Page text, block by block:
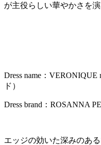
が主役らしい華やかさを演
Dress name：
ド）
Dress brand：ROSANNA
エッジの効いた深みのあ